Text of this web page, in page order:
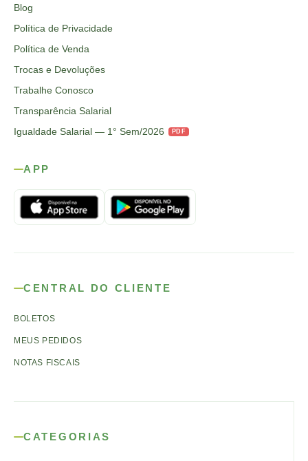
Blog
Política de Privacidade
Política de Venda
Trocas e Devoluções
Trabalhe Conosco
Transparência Salarial
Igualdade Salarial — 1° Sem/2026
PDF
APP
CENTRAL DO CLIENTE
BOLETOS
MEUS PEDIDOS
NOTAS FISCAIS
CATEGORIAS